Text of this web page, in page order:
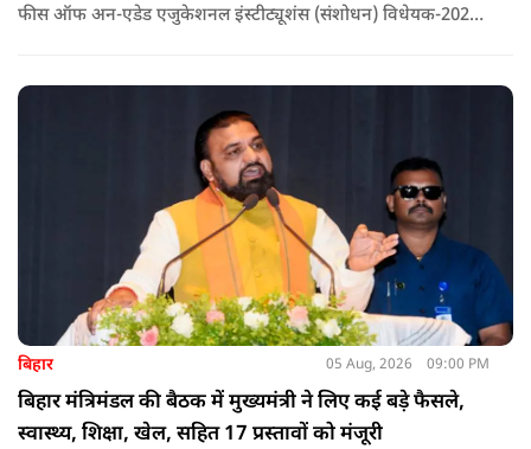
फीस ऑफ अन-एडेड एजुकेशनल इंस्टीट्यूशंस (संशोधन) विधेयक-2026'
अन्य प्रस्तावों को भी मंजूरी दी गई है.
बिहार 05 Aug, 2026 09:00 PM
बिहार मंत्रिमंडल की बैठक में मुख्यमंत्री ने लिए कई बड़े फैसले,
स्वास्थ्य, शिक्षा, खेल, सहित 17 प्रस्तावों को मंजूरी